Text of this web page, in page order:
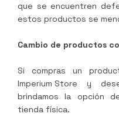
que se encuentren
estos productos se
Cambio de productos
Si compras un
Imperium Store y
brindamos la opción
tienda física.